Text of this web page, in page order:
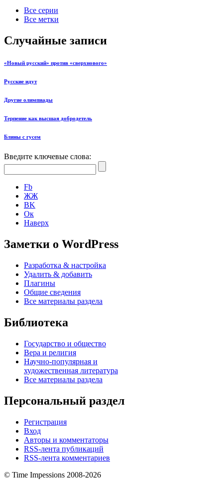
Все серии
Все метки
Случайные записи
«Новый русский» против «сверхнового»
Русские идут
Другие олимпиады
Терпение как высшая добродетель
Блины с гусем
Введите ключевые слова:
Fb
ЖЖ
ВK
Ок
Наверх
Заметки о WordPress
Разработка & настройка
Удалить & добавить
Плагины
Общие сведения
Все материалы раздела
Библиотека
Государство и общество
Вера и религия
Научно-популярная и
художественная литература
Все материалы раздела
Персональный раздел
Регистрация
Вход
Авторы и комментаторы
RSS-лента публикаций
RSS-лента комментариев
© Time Impessions 2008-2026